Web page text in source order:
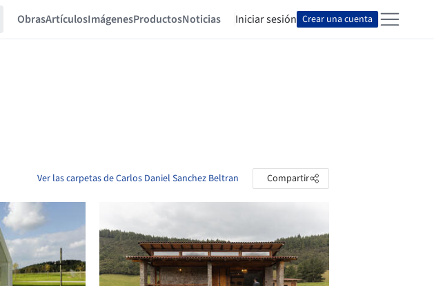
ObrasArtículosImágenesProductosNoticias Iniciar sesión Crear una cuenta
Ver las carpetas de Carlos Daniel Sanchez Beltran Compartir